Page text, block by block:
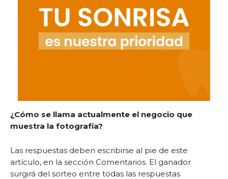
¿Cómo se llama actualmente el negocio que
muestra la fotografía?
Las respuestas deben escribirse al pie de este
artículo, en la sección Comentarios. El ganador
surgirá del sorteo entre todas las respuestas